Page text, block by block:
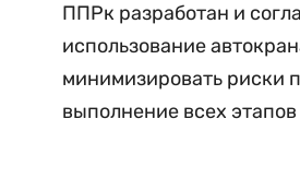
ППРк разработан и
использование
минимизировать риски
выполнение всех